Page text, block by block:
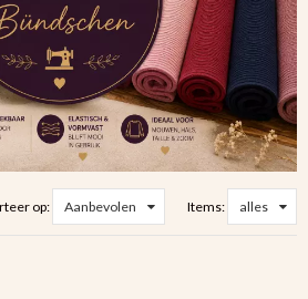
op: Aanbevolen Items: alles